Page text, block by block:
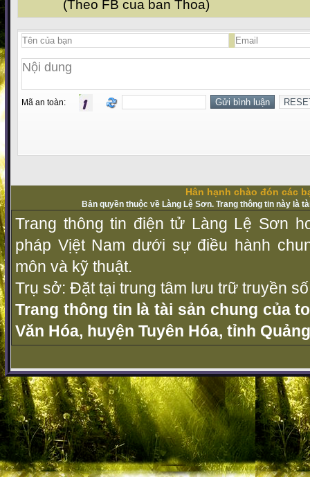
(Theo FB cua ban Thoa)
Mã an toàn:
Hân hạnh chào đón các
Bản quyền thuộc về Làng Lệ Sơn. Trang thông tin này là
Trang thông tin điện tử Làng Lệ Sơn
pháp Vịệt Nam dưới sự điều hành
môn và kỹ thuật.
Trụ sở: Đặt tại trung tâm lưu trữ truyền
Trang thông tin là tài sản chung của
Văn Hóa, huyện Tuyên Hóa, tỉnh